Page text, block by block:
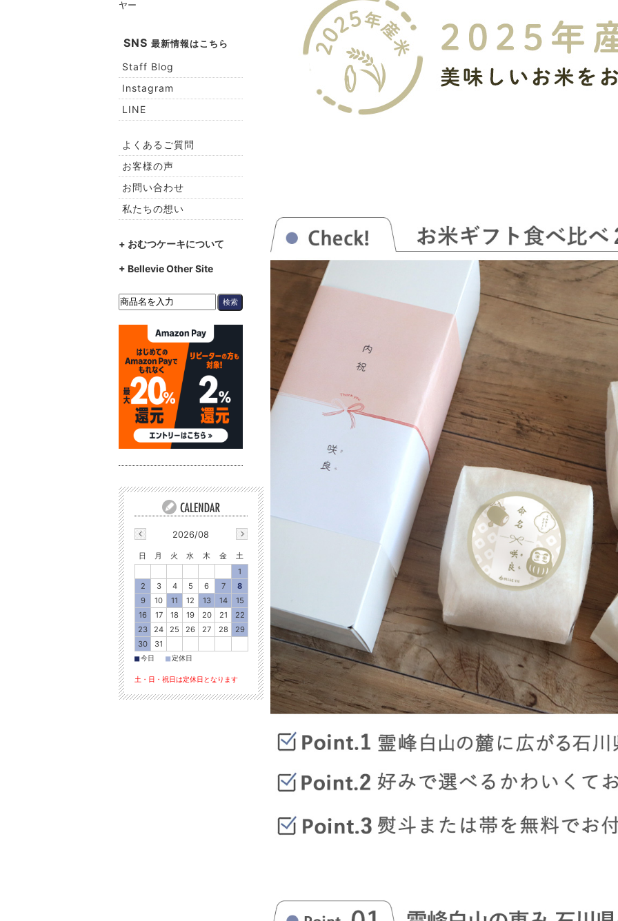
ヤー
SNS 最新情報はこちら
Staff Blog
Instagram
LINE
よくあるご質問
お客様の声
お問い合わせ
私たちの想い
+ おむつケーキについて
+ Bellevie Other Site
2026/08
日 月 火 水 木 金
土
1
2
3 4 5 6 7
8
9
10 11 12 13 14
15
16
17 18 19 20 21
22
23
24 25 26 27 28
29
30
31
■今日 ■定休日
土・日・祝日は定休日となります